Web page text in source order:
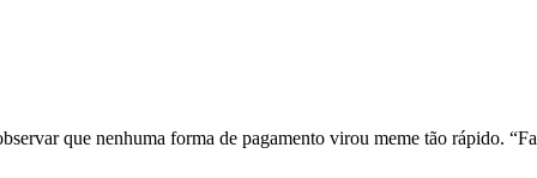
que nenhuma forma de pagamento virou meme tão rápido.